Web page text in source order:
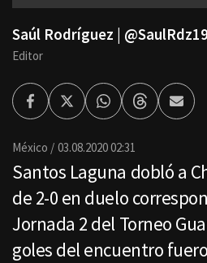
Saúl Rodríguez |
Editor
FacebookTwitterWhatsappThreadsEnviar
por
México 03.08.2020 02:31
Santos Laguna dobló a
de 2-0 en duelo
Jornada 2 del Torneo
goles del encuentro